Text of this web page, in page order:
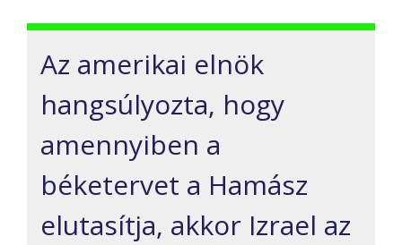
Az amerikai elnök
hangsúlyozta, hogy
amennyiben a
béketervet a Hamász
elutasítja, akkor Izrael az